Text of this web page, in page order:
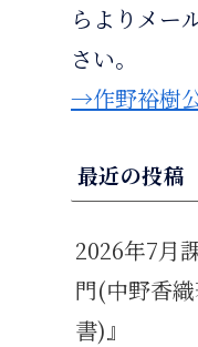
らよりメー
さい。
→作野裕樹
最近の投稿
2026年7月
門(中野香
書)』